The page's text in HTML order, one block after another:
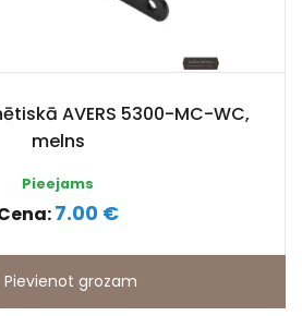
AVERS 5300-MC-WC,
melns
Pieejams
7.00 €
Pievienot grozam